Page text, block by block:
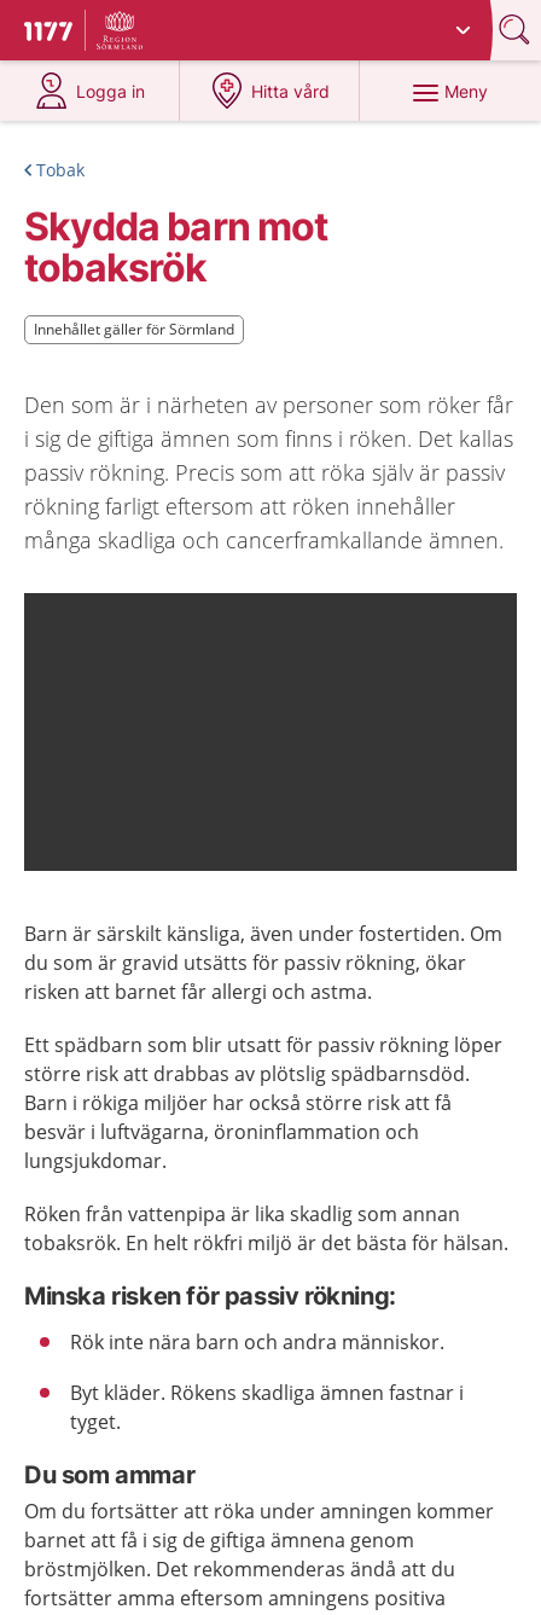
Till startsidan för 1177
Du har valt region
Logga in
på 1177.se
Hitta vård
på 1177.se
Meny
Tobak
Skydda barn mot
tobaksrök
Innehållet gäller för Sörmland
Innehållet gäller för Sörmland
Den som är i närheten av personer som röker får
i sig de giftiga ämnen som finns i röken. Det kallas
passiv rökning. Precis som att röka själv är passiv
rökning farligt eftersom att röken innehåller
många skadliga och cancerframkallande ämnen.
Barn är särskilt känsliga, även under fostertiden. Om
du som är gravid utsätts för passiv rökning, ökar
risken att barnet får allergi och astma.
Ett spädbarn som blir utsatt för passiv rökning löper
större risk att drabbas av plötslig spädbarnsdöd.
Barn i rökiga miljöer har också större risk att få
besvär i luftvägarna, öroninflammation och
lungsjukdomar.
Röken från vattenpipa är lika skadlig som annan
tobaksrök. En helt rökfri miljö är det bästa för hälsan.
Minska risken för passiv rökning:
Rök inte nära barn och andra människor.
Byt kläder. Rökens skadliga ämnen fastnar i
tyget.
Du som ammar
Om du fortsätter att röka under amningen kommer
barnet att få i sig de giftiga ämnena genom
bröstmjölken. Det rekommenderas ändå att du
fortsätter amma eftersom amningens positiva